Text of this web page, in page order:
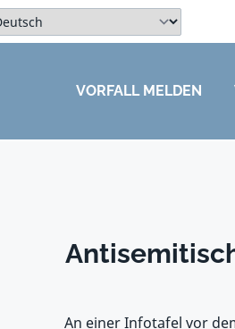
SPRINGEN
VORFALL MELDEN
An einer Infotafel vor